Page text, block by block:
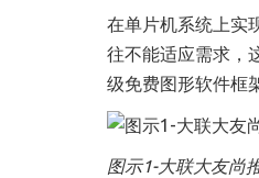
在单片机系统上实
往不能适应需求，
级免费图形软件框
图示1-大联大友尚